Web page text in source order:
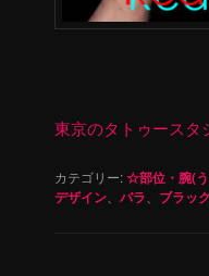
東京のタトゥース
カテゴリー:☆部位・腕(
デザイン
バラ ブラッ